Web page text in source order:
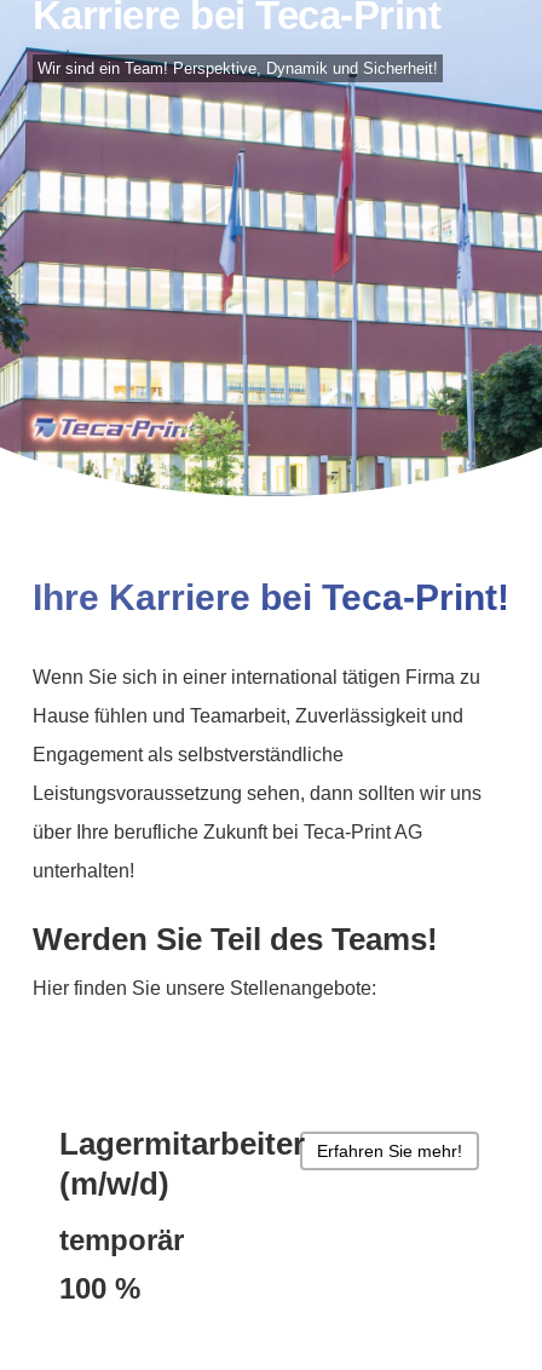
Karriere bei Teca-Print
Wir sind ein Team! Perspektive, Dynamik und Sicherheit!
Ihre Karriere bei Teca-Print!
Wenn Sie sich in einer international tätigen Firma zu
Hause fühlen und Teamarbeit, Zuverlässigkeit und
Engagement als selbstverständliche
Leistungsvoraussetzung sehen, dann sollten wir uns
über Ihre berufliche Zukunft bei Teca-Print AG
unterhalten!
Werden Sie Teil des Teams!
Hier finden Sie unsere Stellenangebote:
Lagermitarbeiter
(m/w/d)
temporär
100 %
Erfahren Sie mehr!